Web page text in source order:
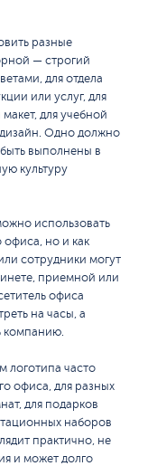
разные
— строгий
для отдела
или услуг, для
для учебной
Одно должно
выполнены в
культуру
использовать
офиса, но и как
сотрудники могут
приемной или
офиса
на часы, а
компанию.
логотипа часто
офиса, для разных
для подарков
наборов
практично, не
и может долго